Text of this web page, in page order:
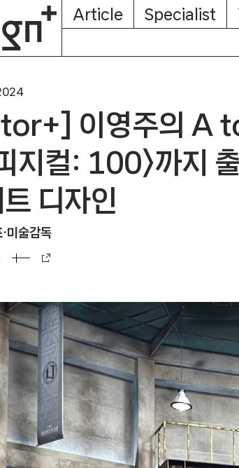
Article Specialist
이영주의 A to
지컬: 100〉까지
디자인
미술감독
A to Z: 〈흑백요리사〉부터 〈피지컬: 100〉까지
About
Subscription
Magazine